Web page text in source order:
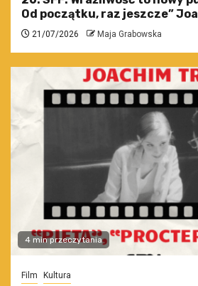
Od początku, raz jeszcze”
21/07/2026 Maja Grabowska
4 min przeczytania
Film Kultura